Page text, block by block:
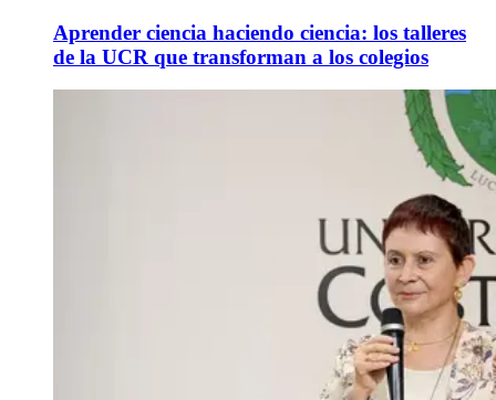
Aprender ciencia haciendo ciencia: los talleres
de la UCR que transforman a los colegios